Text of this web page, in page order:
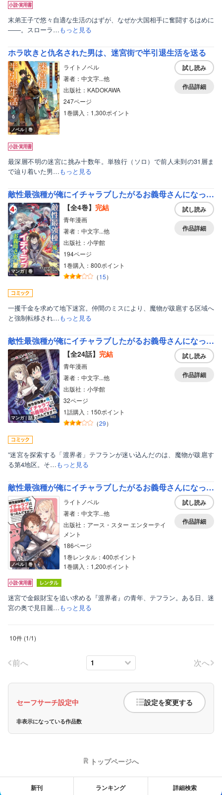
末弟王子で悠々自適な生活のはずが、なぜか大国相手に奮闘するはめに
――。スローラ…もっと見る
ホラ吹きと仇名された男は、迷宮街で半引退生活を送る
ノベル｜巻
ライトノベル
著者：中文字...他
出版社：KADOKAWA
247ページ
1巻購入：1,300ポイント
試し読み
作品詳細
最深層不明の迷宮に挑み十数年。単独行（ソロ）で前人未到の31層ま
で辿り着いた男…もっと見る
敵性最強種が俺にイチャラブしたがるお義母さんになったんですが？！ モバMAN DIGITAL COMICS
マンガ｜巻
【全4巻】 完結
青年漫画
著者：中文字...他
出版社：小学館
194ページ
1巻購入：800ポイント
（15）
試し読み
作品詳細
一攫千金を求めて地下迷宮。仲間のミスにより、魔物が跋扈する区域へ
と強制転移され…もっと見る
敵性最強種が俺にイチャラブしたがるお義母さんになったんですが？！
マンガ｜話
【全24話】 完結
青年漫画
著者：中文字...他
出版社：小学館
32ページ
1話購入：150ポイント
（29）
試し読み
作品詳細
”迷宮を探索する「渡界者」テフランが迷い込んだのは、魔物が跋扈す
る第4地区。そ…もっと見る
敵性最強種が俺にイチャラブしたがるお義母さんになったんですが？！
ノベル｜巻
ライトノベル
著者：中文字...他
出版社：アース・スター エンターテイ
メント
186ページ
1巻レンタル：400ポイント
1巻購入：1,200ポイント
試し読み
作品詳細
迷宮で金銀財宝を追い求める『渡界者』の青年、テフラン。ある日、迷
宮の奥で見目麗…もっと見る
10件 (1/1)
前へ 次へ
セーフサーチ設定中 設定を変更する
非表示になっている作品数
女性写真集
トップページへ
新刊 ランキング 詳細検索